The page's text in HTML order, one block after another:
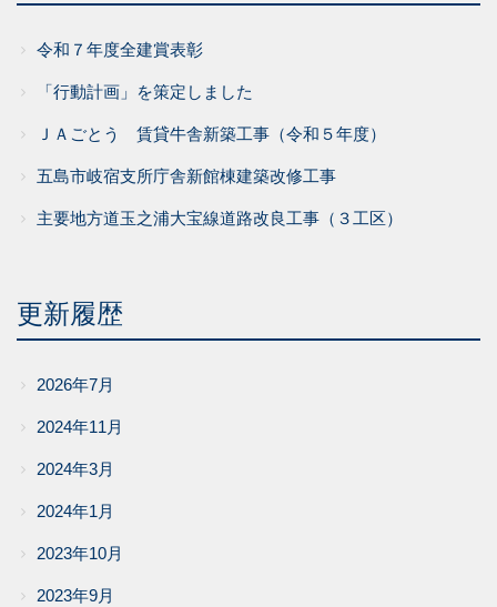
令和７年度全建賞表彰
「行動計画」を策定しました
ＪＡごとう 賃貸牛舎新築工事（令和５年度）
五島市岐宿支所庁舎新館棟建築改修工事
主要地方道玉之浦大宝線道路改良工事（３工区）
更新履歴
2026年7月
2024年11月
2024年3月
2024年1月
2023年10月
2023年9月